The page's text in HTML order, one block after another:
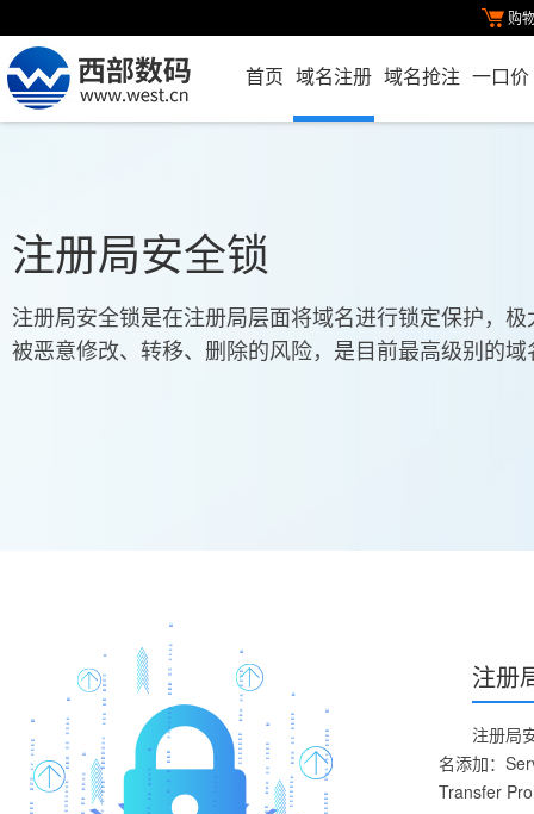
购
首页 域名注册 域名抢注 一口价
注册局安全锁
注册局安全锁是在注册局层面将域名进行锁定保护，
被恶意修改、转移、删除的风险，是目前最高级别的
注册
注册局
名添加：
Transfer